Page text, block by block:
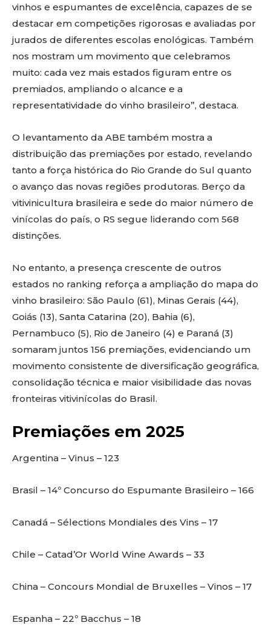
vinhos e espumantes de excelência, capazes de se
destacar em competições rigorosas e avaliadas por
jurados de diferentes escolas enológicas. Também
nos mostram um movimento que celebramos
muito: cada vez mais estados figuram entre os
premiados, ampliando o alcance e a
representatividade do vinho brasileiro”, destaca.
O levantamento da ABE também mostra a
distribuição das premiações por estado, revelando
tanto a força histórica do Rio Grande do Sul quanto
o avanço das novas regiões produtoras. Berço da
vitivinicultura brasileira e sede do maior número de
vinícolas do país, o RS segue liderando com 568
distinções.
No entanto, a presença crescente de outros
estados no ranking reforça a ampliação do mapa do
vinho brasileiro: São Paulo (61), Minas Gerais (44),
Goiás (13), Santa Catarina (20), Bahia (6),
Pernambuco (5), Rio de Janeiro (4) e Paraná (3)
somaram juntos 156 premiações, evidenciando um
movimento consistente de diversificação geográfica,
consolidação técnica e maior visibilidade das novas
fronteiras vitivinícolas do Brasil.
Premiações em 2025
Argentina – Vinus – 123
Brasil – 14º Concurso do Espumante Brasileiro – 166
Canadá – Sélections Mondiales des Vins – 17
Chile – Catad’Or World Wine Awards – 33
China – Concours Mondial de Bruxelles – Vinos – 17
Espanha – 22º Bacchus – 18